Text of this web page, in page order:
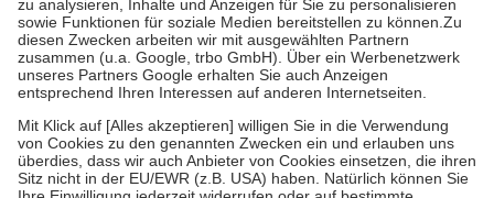
Bei Heilmitteln und häuslicher Krankenpflege beträgt die
Zuzahlung zehn Prozent der Kosten sowie zehn Euro je
Verordnung.
Um das Engagement der Versicherten für ihre eigene Gesundheit zu
stärken und die besondere Stellung der Familie zu unterstützen,
fallenkeine Zuzahlungenan bei:
• Kindern und Jugendlichen bis zum vollendeten 18. Lebensjahr
mit Ausnahme der Fahrkosten